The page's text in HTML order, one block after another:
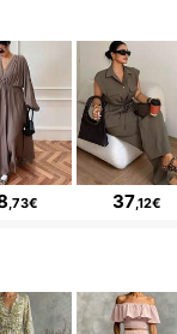
Follower
,73€ 37,12€
Follower